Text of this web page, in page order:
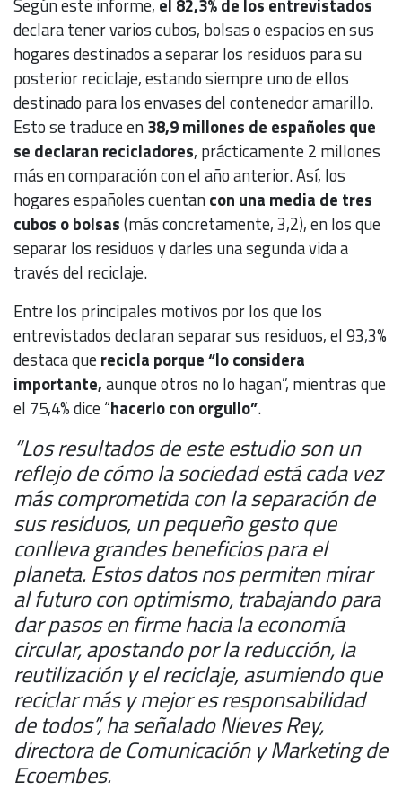
Según este informe, el 82,3% de los entrevistados
declara tener varios cubos, bolsas o espacios en sus
hogares destinados a separar los residuos para su
posterior reciclaje, estando siempre uno de ellos
destinado para los envases del contenedor amarillo.
Esto se traduce en38,9 millones de españoles que
se declaran recicladores, prácticamente 2 millones
más en comparación con el año anterior. Así, los
hogares españoles cuentancon una media de tres
cubos o bolsas(más concretamente, 3,2), en los que
separar los residuos y darles una segunda vida a
través del reciclaje.
Entre los principales motivos por los que los
entrevistados declaran separar sus residuos, el 93,3%
destaca querecicla porque “lo considera
importante,aunque otros no lo hagan”, mientras que
el 75,4% dice “hacerlo con orgullo”.
“Los resultados de este estudio son un
reflejo de cómo la sociedad está cada vez
más comprometida con la separación de
sus residuos, un pequeño gesto que
conlleva grandes beneficios para el
planeta. Estos datos nos permiten mirar
al futuro con optimismo, trabajando para
dar pasos en firme hacia la economía
circular, apostando por la reducción, la
reutilización y el reciclaje, asumiendo que
reciclar más y mejor es responsabilidad
de todos”, ha señalado Nieves Rey,
directora de Comunicación y Marketing de
Ecoembes.